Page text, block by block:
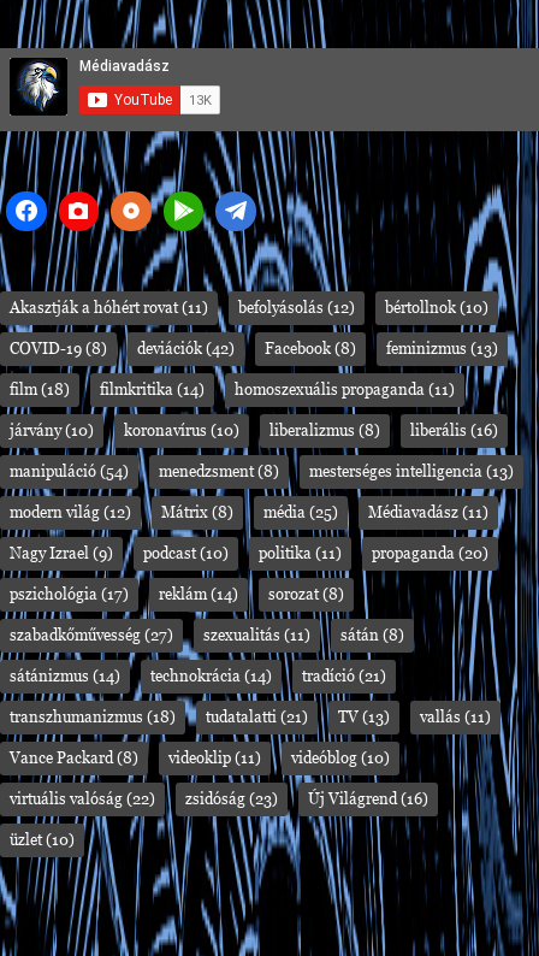
Akasztják a hóhért rovat(11) befolyásolás (12) bértollnok (10)
COVID-19 (8) deviációk (42) Facebook (8) feminizmus (13)
film(18) filmkritika (14) homoszexuális propaganda (11)
járvány(10) koronavírus (10) liberalizmus (8) liberális (16)
manipuláció (54) menedzsment(8) mesterséges intelligencia (13)
modern világ (12) Mátrix (8) média (25) Médiavadász (11)
Nagy Izrael (9) podcast(10) politika (11) propaganda (20)
pszichológia (17) reklám(14) sorozat(8)
szabadkőművesség (27) szexualitás (11) sátán (8)
sátánizmus (14) technokrácia (14) tradíció (21)
transzhumanizmus (18) tudatalatti (21) TV (13) vallás (11)
Vance Packard(8) videoklip (11) videóblog (10)
virtuális valóság (22) zsidóság (23) Új Világrend(16)
üzlet(10)